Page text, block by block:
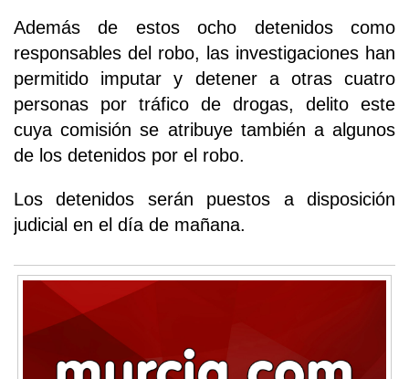
Además de estos ocho detenidos como
responsables del robo, las investigaciones han
permitido imputar y detener a otras cuatro
personas por tráfico de drogas, delito este
cuya comisión se atribuye también a algunos
de los detenidos por el robo.
Los detenidos serán puestos a disposición
judicial en el día de mañana.